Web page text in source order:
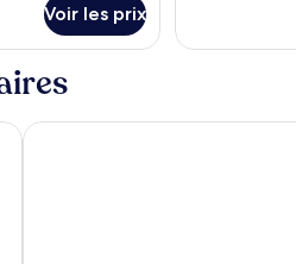
Voir les prix
le
Chambre
The Fox Hostel